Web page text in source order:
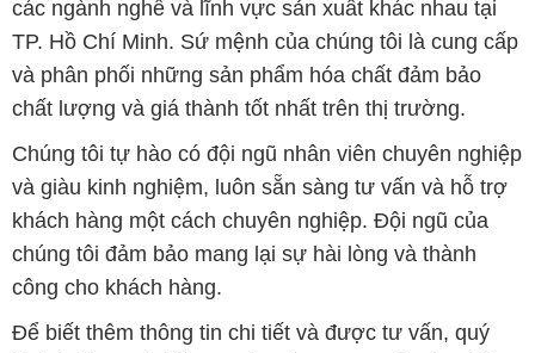
các ngành nghề và lĩnh vực sản xuất khác nhau tại
TP. Hồ Chí Minh. Sứ mệnh của chúng tôi là cung cấp
và phân phối những sản phẩm hóa chất đảm bảo
chất lượng và giá thành tốt nhất trên thị trường.
Chúng tôi tự hào có đội ngũ nhân viên chuyên nghiệp
và giàu kinh nghiệm, luôn sẵn sàng tư vấn và hỗ trợ
khách hàng một cách chuyên nghiệp. Đội ngũ của
chúng tôi đảm bảo mang lại sự hài lòng và thành
công cho khách hàng.
Để biết thêm thông tin chi tiết và được tư vấn, quý